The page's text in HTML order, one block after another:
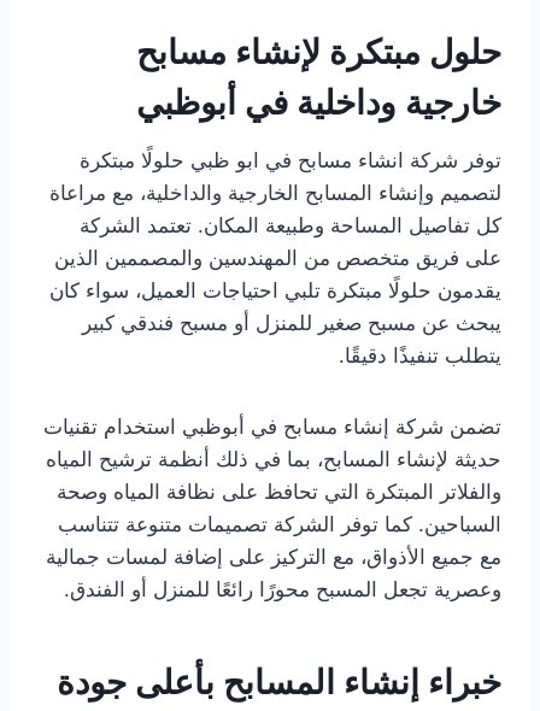
حلول مبتكرة لإنشاء مسابح
خارجية وداخلية في أبوظبي
توفر شركة انشاء مسابح في ابو ظبي حلولًا مبتكرة
لتصميم وإنشاء المسابح الخارجية والداخلية، مع مراعاة
كل تفاصيل المساحة وطبيعة المكان. تعتمد الشركة
على فريق متخصص من المهندسين والمصممين الذين
يقدمون حلولًا مبتكرة تلبي احتياجات العميل، سواء كان
يبحث عن مسبح صغير للمنزل أو مسبح فندقي كبير
يتطلب تنفيذًا دقيقًا.
تضمن شركة إنشاء مسابح في أبوظبي استخدام تقنيات
حديثة لإنشاء المسابح، بما في ذلك أنظمة ترشيح المياه
والفلاتر المبتكرة التي تحافظ على نظافة المياه وصحة
السباحين. كما توفر الشركة تصميمات متنوعة تتناسب
مع جميع الأذواق، مع التركيز على إضافة لمسات جمالية
وعصرية تجعل المسبح محورًا رائعًا للمنزل أو الفندق.
خبراء إنشاء المسابح بأعلى جودة